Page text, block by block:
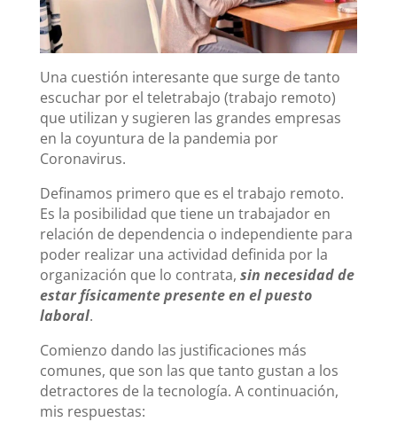
Una cuestión interesante que surge de tanto
escuchar por el teletrabajo (trabajo remoto)
que utilizan y sugieren las grandes empresas
en la coyuntura de la pandemia por
Coronavirus.
Definamos primero que es el trabajo remoto.
Es la posibilidad que tiene un trabajador en
relación de dependencia o independiente para
poder realizar una actividad definida por la
organización que lo contrata, sin necesidad de
estar físicamente presente en el puesto
laboral.
Comienzo dando las justificaciones más
comunes, que son las que tanto gustan a los
detractores de la tecnología. A continuación,
mis respuestas: